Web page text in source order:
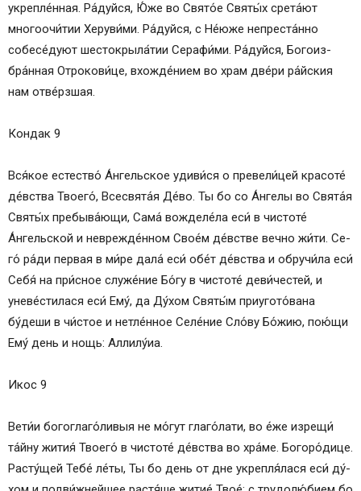
укрепле́нная. Ра́­дуй­ся, Ю́же во Свято́е Свя­ты́х срета́ют
многоочи́тии Херуви́ми. Ра́­дуй­ся, с Не́ю­же непреста́нно
собесе́дуют шестокрыла́тии Серафи́ми. Ра́­дуй­ся, Бо­го­из­
бра́н­ная От­ро­ко­ви́­це, вхожде́нием во храм две́ри ра́йс­кия
нам отве́рзшая.
Кондак 9
Вся́­кое ес­тес­тво́ А́н­гель­ское уди­ви́­ся о превели́цей красоте́
де́вст­ва Тво­его́, Всесвята́я Де́­во. Ты бо со А́н­ге­лы во Свя­та́я
Свя­ты́х пребыва́ющи, Сама́ вожделе́ла еси́ в чис­то­те́
А́нгельской и неврежде́нном Сво­е́м де́встве веч­но жи́ти. Се­
го́ ра́­ди пер­вая в ми́­ре дала́ еси́ обе́т де́вст­ва и обручи́ла еси́
Себя́ на при́сное служе́ние Бо́­гу в чис­то­те́ деви́честей, и
уневе́стилася еси́ Ему́, да Ду́­хом Свя­ты́м приугото́вана
бу́деши в чи́с­тое и не­тле́н­ное Се­ле́­ние Сло́­ву Бо́­жию, пою́щи
Ему́ день и нощь: Алли­лу́иа.
Икос 9
Ве­ти́и богоглаго́ливыя не мо́гут гла­го́­ла­ти, во е́же изрещи́
та́й­ну жи­тия́ Тво­его́ в чис­то­те́ де́вст­ва во хра́­ме. Бо­го­ро́­ди­це.
Расту́щей Те­бе́ ле́­ты, Ты бо день от дне укрепля́лася еси́ ду́­